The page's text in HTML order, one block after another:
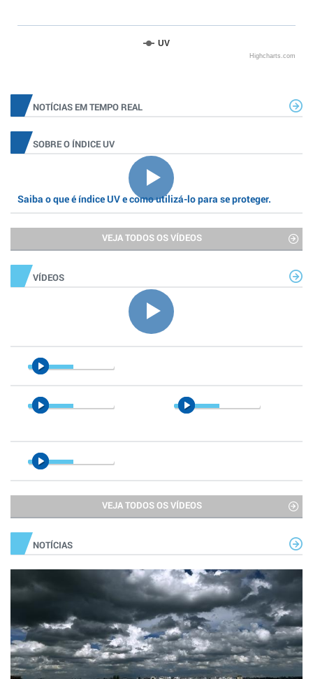
UV
Highcharts.com
NOTÍCIAS EM TEMPO REAL
SOBRE O ÍNDICE UV
Saiba o que é índice UV e como utilizá-lo para se proteger.
VEJA TODOS OS VÍDEOS
VÍDEOS
VEJA TODOS OS VÍDEOS
NOTÍCIAS